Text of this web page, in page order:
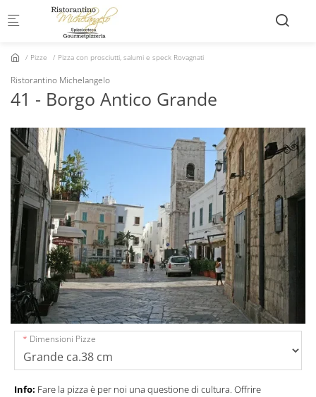
Skip to main content
Pizze Pizza con prosciutti, salumi e speck Rovagnati
Ristorantino Michelangelo
41 - Borgo Antico Grande
Dimensioni Pizze
Info: Fare la pizza è per noi una questione di cultura. Offrire